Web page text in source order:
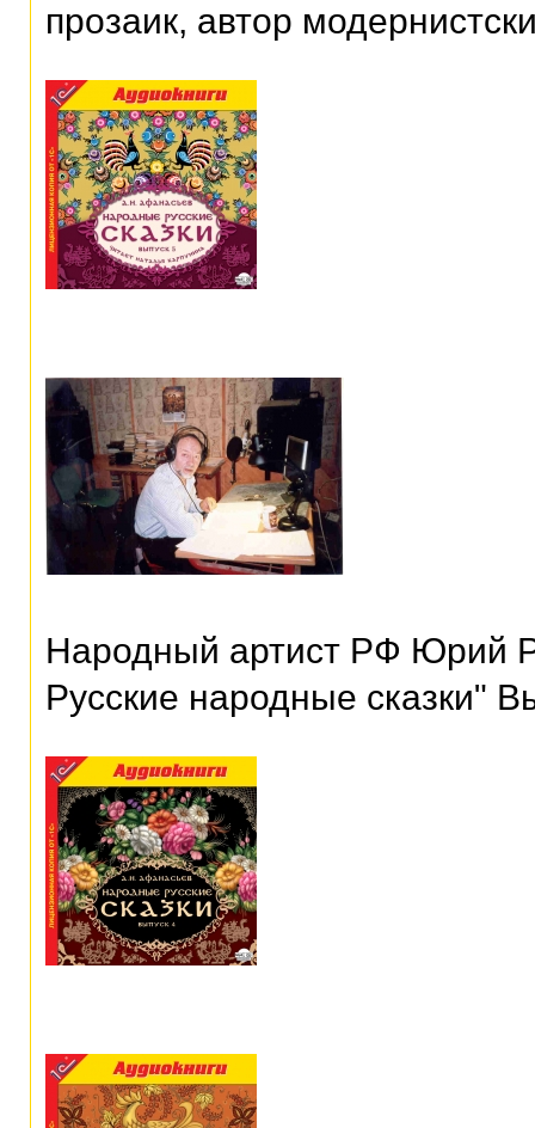
прозаик, автор
Народный артист РФ Юрий
Русские народные сказки"